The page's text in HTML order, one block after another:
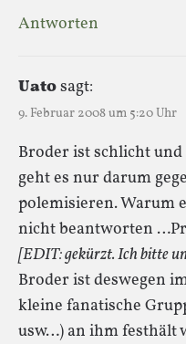
Antworten
Uatosagt:
9. Februar 2008 um 5:20 Uhr
Broder ist schlicht
geht es nur darum
polemisieren. Warum
nicht beantworten
[EDIT: gekürzt. Ich bitte
Broder ist deswegen
kleine fanatische
usw…) an ihm festhält